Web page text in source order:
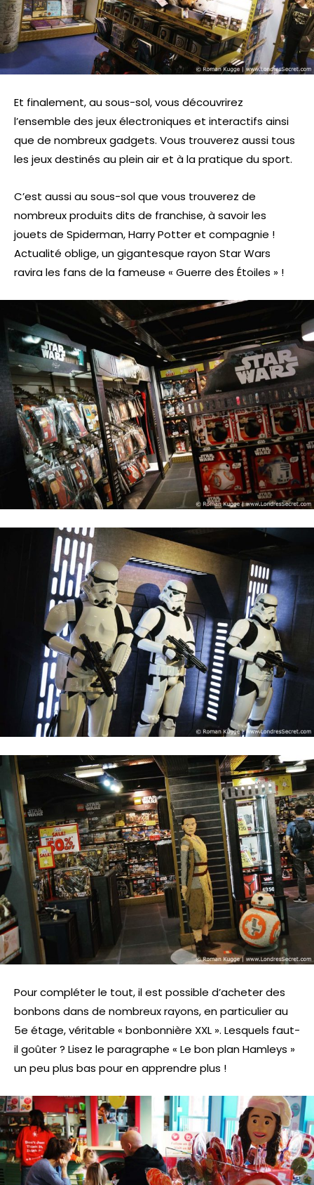
Et finalement, au sous-sol, vous découvrirez
l’ensemble des jeux électroniques et interactifs ainsi
que de nombreux gadgets. Vous trouverez aussi tous
les jeux destinés au plein air et à la pratique du sport.
C’est aussi au sous-sol que vous trouverez de
nombreux produits dits de franchise, à savoir les
jouets de Spiderman, Harry Potter et compagnie !
Actualité oblige, un gigantesque rayon Star Wars
ravira les fans de la fameuse « Guerre des Étoiles » !
Pour compléter le tout, il est possible d’acheter des
bonbons dans de nombreux rayons, en particulier au
5e étage, véritable « bonbonnière XXL ». Lesquels faut-
il goûter ? Lisez le paragraphe « Le bon plan Hamleys »
un peu plus bas pour en apprendre plus !